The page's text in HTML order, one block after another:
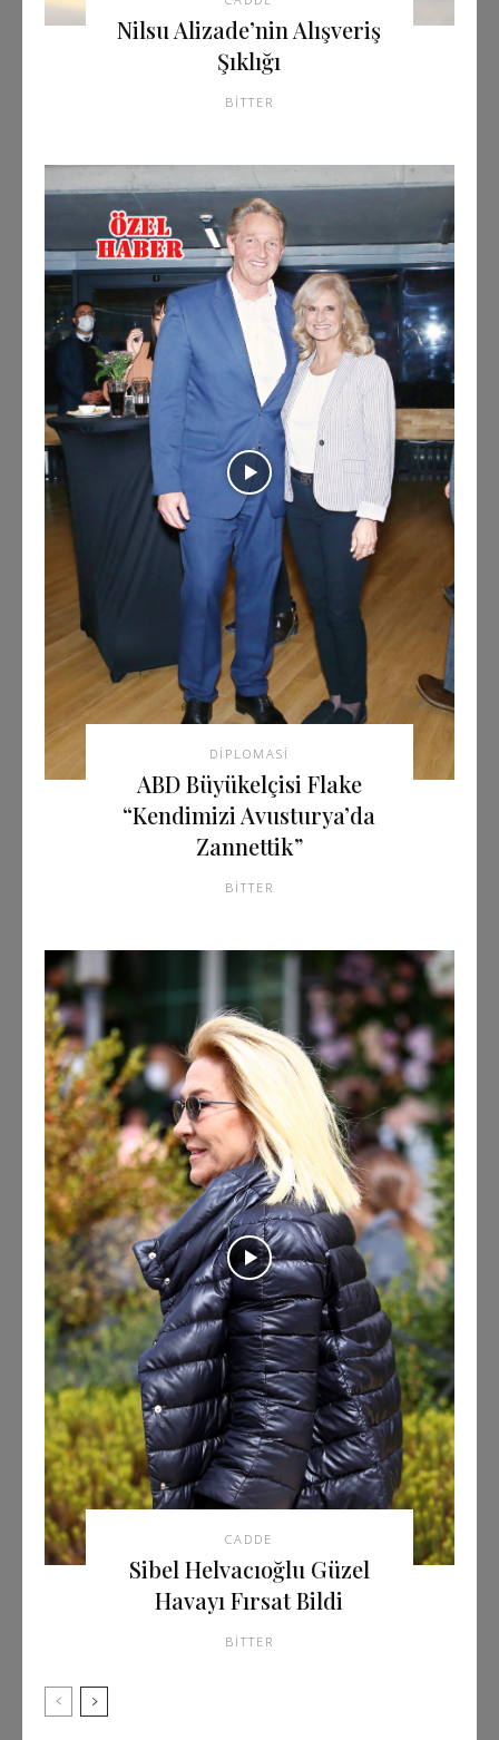
Nilsu Alizade’nin Alışveriş
Şıklığı
BITTER
DIPLOMASI
ABD Büyükelçisi Flake
“Kendimizi Avusturya’da
Zannettik”
BITTER
CADDE
Sibel Helvacıoğlu Güzel
Havayı Fırsat Bildi
BITTER